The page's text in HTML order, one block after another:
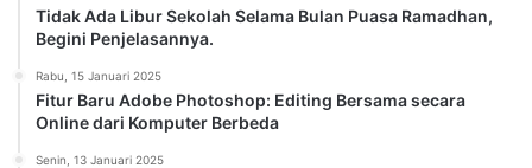
Tidak Ada Libur Sekolah Selama Bulan Puasa Ramadhan,
Begini Penjelasannya.
Rabu, 15 Januari 2025
Fitur Baru Adobe Photoshop: Editing Bersama secara
Online dari Komputer Berbeda
Senin, 13 Januari 2025